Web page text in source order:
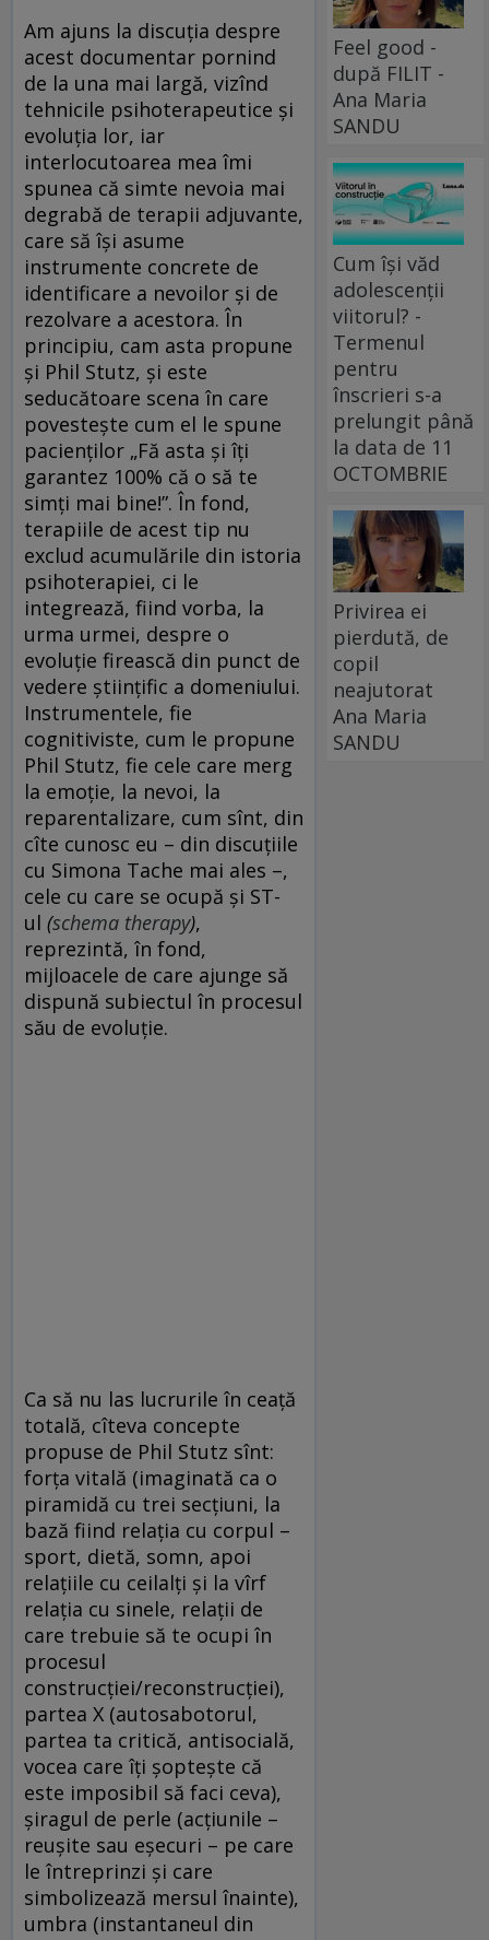
Am ajuns la discuția despre
acest documentar pornind
de la una mai largă, vizînd
tehnicile psihoterapeutice și
evoluția lor, iar
interlocutoarea mea îmi
spunea că simte nevoia mai
degrabă de terapii adjuvante,
care să își asume
instrumente concrete de
identificare a nevoilor și de
rezolvare a acestora. În
principiu, cam asta propune
și Phil Stutz, și este
seducătoare scena în care
povestește cum el le spune
pacienților „Fă asta și îți
garantez 100% că o să te
simți mai bine!”. În fond,
terapiile de acest tip nu
exclud acumulările din istoria
psihoterapiei, ci le
integrează, fiind vorba, la
urma urmei, despre o
evoluție firească din punct de
vedere științific a domeniului.
Instrumentele, fie
cognitiviste, cum le propune
Phil Stutz, fie cele care merg
la emoție, la nevoi, la
reparentalizare, cum sînt, din
cîte cunosc eu – din discuțiile
cu Simona Tache mai ales –,
cele cu care se ocupă și ST-
ul (schema therapy),
reprezintă, în fond,
mijloacele de care ajunge să
dispună subiectul în procesul
său de evoluție.
Ca să nu las lucrurile în ceață
totală, cîteva concepte
propuse de Phil Stutz sînt:
forța vitală (imaginată ca o
piramidă cu trei secțiuni, la
bază fiind relația cu corpul –
sport, dietă, somn, apoi
relațiile cu ceilalți și la vîrf
relația cu sinele, relații de
care trebuie să te ocupi în
procesul
construcției/reconstrucției),
partea X (autosabotorul,
partea ta critică, antisocială,
vocea care îți șoptește că
este imposibil să faci ceva),
șiragul de perle (acțiunile –
reușite sau eșecuri – pe care
le întreprinzi și care
simbolizează mersul înainte),
umbra (instantaneul din
Feel good -
după FILIT -
Ana Maria
SANDU
Cum își văd
adolescenții
viitorul? -
Termenul
pentru
înscrieri s-a
prelungit până
la data de 11
OCTOMBRIE
Privirea ei
pierdută, de
copil
neajutorat
Ana Maria
SANDU